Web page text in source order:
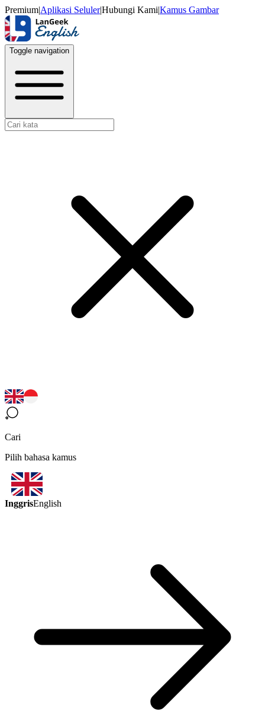
Premium|Aplikasi Seluler|Hubungi Kami|Kamus Gambar
Toggle navigation
Cari
Pilih bahasa kamus
InggrisEnglish